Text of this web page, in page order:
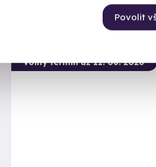
Povolit
Volný termín už 11. 08. 2026